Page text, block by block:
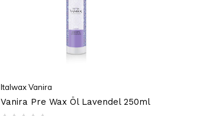
Italwax Vanira
Vanira Pre Wax Öl Lavendel 250ml